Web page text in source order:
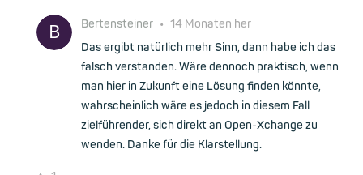
Bertensteiner • 14 Monaten her
Das ergibt natürlich mehr Sinn, dann habe ich das
falsch verstanden. Wäre dennoch praktisch, wenn
man hier in Zukunft eine Lösung finden könnte,
wahrscheinlich wäre es jedoch in diesem Fall
zielführender, sich direkt an Open-Xchange zu
wenden. Danke für die Klarstellung.